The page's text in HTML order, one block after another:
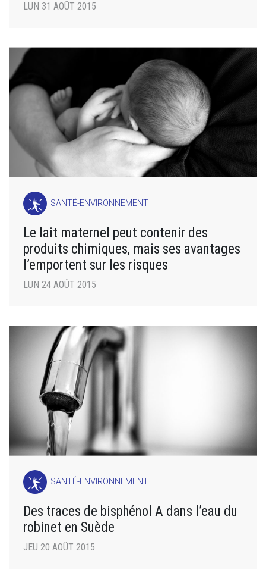
LUN 31 AOÛT 2015
SANTÉ-ENVIRONNEMENT
Le lait maternel peut contenir des
produits chimiques, mais ses avantages
l’emportent sur les risques
LUN 24 AOÛT 2015
SANTÉ-ENVIRONNEMENT
Des traces de bisphénol A dans l’eau du
robinet en Suède
JEU 20 AOÛT 2015